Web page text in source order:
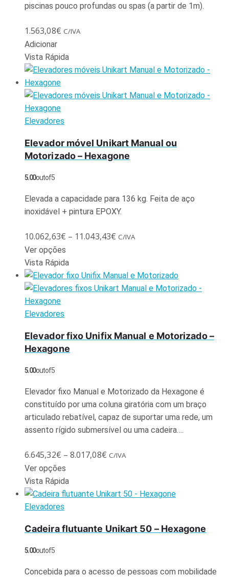
piscinas pouco profundas ou spas (a partir de 1m).
1.563,08€ C/IVA
Adicionar
Vista Rápida
Elevadores
Elevador móvel Unikart Manual ou
Motorizado – Hexagone
5.00out of 5
Elevada a capacidade para 136 kg. Feita de aço
inoxidável + pintura EPOXY.
10.062,63€ – 11.043,43€ C/IVA
Ver opções
Vista Rápida
Elevadores
Elevador fixo Unifix Manual e Motorizado –
Hexagone
5.00out of 5
Elevador fixo Manual e Motorizado da Hexagone é
constituído por uma coluna giratória com um braço
articulado rebatível, capaz de suportar uma rede, um
assento rígido submersível ou uma cadeira….
6.645,32€ – 8.017,08€ C/IVA
Ver opções
Vista Rápida
Elevadores
Cadeira flutuante Unikart 50 – Hexagone
5.00out of 5
Concebida para o acesso de pessoas com mobilidade